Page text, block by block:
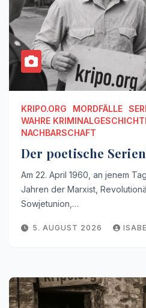
KRIPO.ORG MORDFÄLLE
WAHRE
NACHBARSCHAFT
Der poetische
Am 22. April 1960, an jenem
Jahren der Marxist,
Sowjetunion,…
5. AUGUST 2026